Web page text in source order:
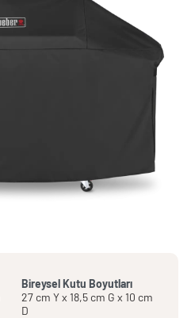
Bireysel Kutu Boyutları
27 cm Y x 18,5 cm G x 10 cm
D